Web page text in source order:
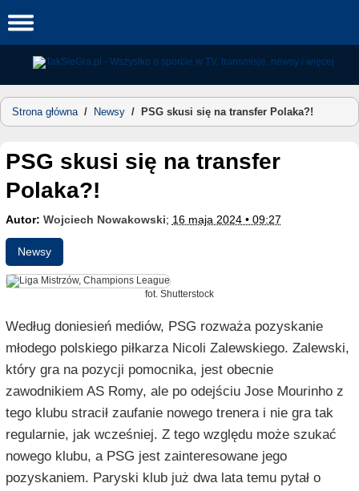
to
Strona główna/ Newsy / PSG skusi się na transfer Polaka?!
PSG skusi się na transfer
Polaka?!
Autor: Wojciech Nowakowski; 16 maja 2024 • 09:27
Newsy
fot. Shutterstock
Według doniesień mediów, PSG rozważa pozyskanie
młodego polskiego piłkarza Nicoli Zalewskiego. Zalewski,
który gra na pozycji pomocnika, jest obecnie
zawodnikiem AS Romy, ale po odejściu Jose Mourinho z
tego klubu stracił zaufanie nowego trenera i nie gra tak
regularnie, jak wcześniej. Z tego względu może szukać
nowego klubu, a PSG jest zainteresowane jego
pozyskaniem. Paryski klub już dwa lata temu pytał o